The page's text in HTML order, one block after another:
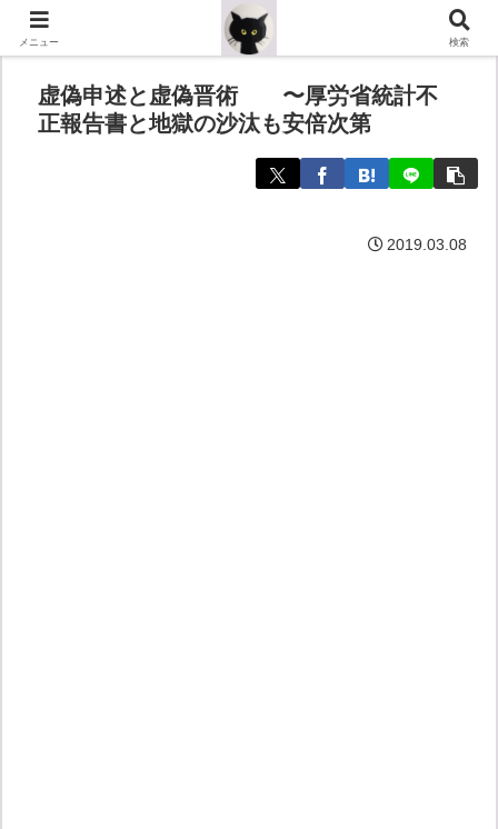
虚偽申述と虚偽晋術 〜厚労省統計不
正報告書と地獄の沙汰も安倍次第
2019.03.08
メニュー 検索